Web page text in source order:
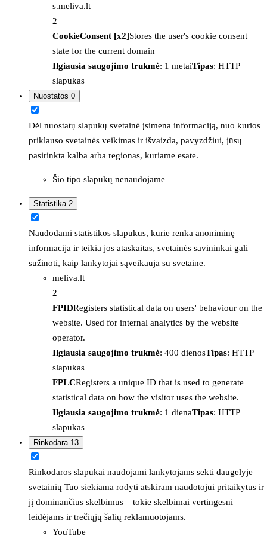
s.meliva.lt
2
CookieConsent [x2]Stores the user's cookie consent
state for the current domain
Ilgiausia saugojimo trukmė: 1 metaiTipas: HTTP
slapukas
Nuostatos 0
Dėl nuostatų slapukų svetainė įsimena informaciją, nuo kurios
priklauso svetainės veikimas ir išvaizda, pavyzdžiui, jūsų
pasirinkta kalba arba regionas, kuriame esate.
Šio tipo slapukų nenaudojame
Statistika 2
Naudodami statistikos slapukus, kurie renka anoniminę
informacija ir teikia jos ataskaitas, svetainės savininkai gali
sužinoti, kaip lankytojai sąveikauja su svetaine.
meliva.lt
2
FPIDRegisters statistical data on users' behaviour on the
website. Used for internal analytics by the website
operator.
Ilgiausia saugojimo trukmė: 400 dienosTipas: HTTP
slapukas
FPLCRegisters a unique ID that is used to generate
statistical data on how the visitor uses the website.
Ilgiausia saugojimo trukmė: 1 dienaTipas: HTTP
slapukas
Rinkodara 13
Rinkodaros slapukai naudojami lankytojams sekti daugelyje
svetainių Tuo siekiama rodyti atskiram naudotojui pritaikytus ir
jį dominančius skelbimus – tokie skelbimai vertingesni
leidėjams ir trečiųjų šalių reklamuotojams.
YouTube